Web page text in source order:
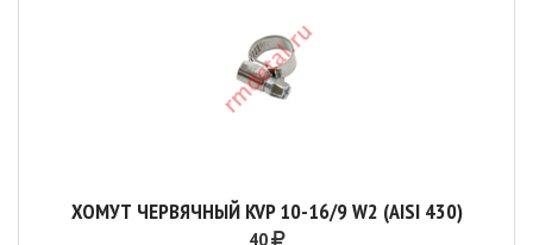
ХОМУТ ЧЕРВЯЧНЫЙ KVP 10-16/9 W2 (AISI 430)
40